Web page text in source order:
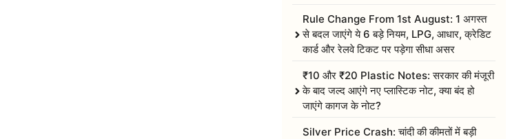
Rule Change From 1st August: 1 अगस्त
से बदल जाएंगे ये 6 बड़े नियम, LPG, आधार, क्रेडिट
कार्ड और रेलवे टिकट पर पड़ेगा सीधा असर
₹10 और ₹20 Plastic Notes: सरकार की मंजूरी
के बाद जल्द आएंगे नए प्लास्टिक नोट, क्या बंद हो
जाएंगे कागज के नोट?
Silver Price Crash: चांदी की कीमतों में बड़ी